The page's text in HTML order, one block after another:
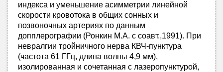
индекса и уменьшение асимметрии линейной
скорости кровотока в общих сонных и
позвоночных артериях по данным
допплерографии (Ронкин М.А. с соавт.,1991). При
невралгии тройничного нерва КВЧ-пунктура
(частота 61 ГГц, длина волны 4,9 мм),
изолированная и сочетанная с лазеропунктурой,